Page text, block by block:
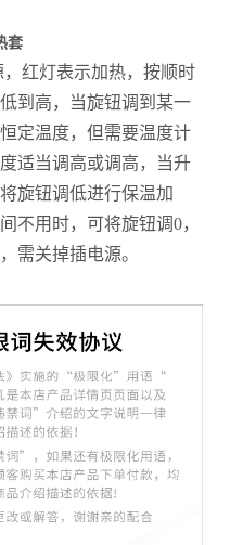
套
红灯表示加热，按顺时
到高，当旋钮调到某一
定温度，但需要温度计
适当调高或调高，当升
旋钮调低进行保温加
不用时，可将旋钮调0，
需关掉插电源。